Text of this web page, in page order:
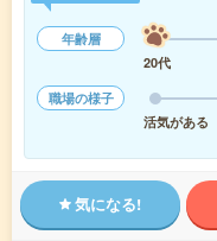
年齢層
20代
職場の様子
活気がある
気になる!